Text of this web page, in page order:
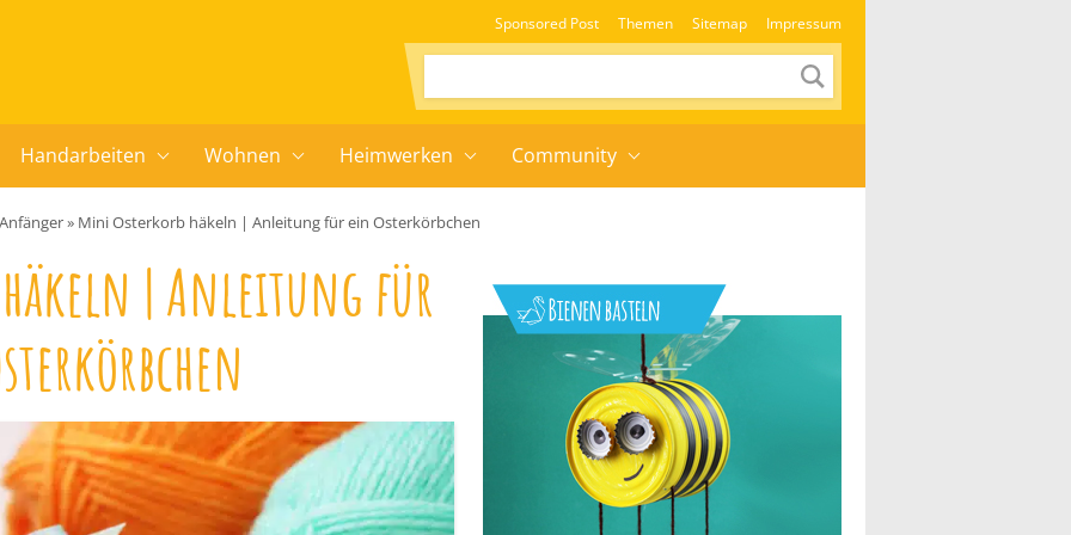
Sponsored Post Themen Sitemap Impressum
Handarbeiten Wohnen Heimwerken Community
» Mini Osterkorb häkeln | Anleitung für ein Osterkörbchen
| Anleitung für